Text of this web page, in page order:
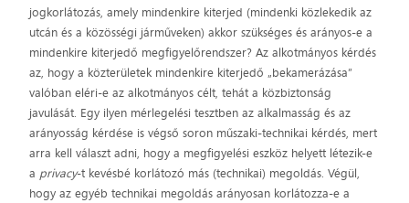
jogkorlátozás, amely mindenkire kiterjed (mindenki közlekedik az
utcán és a közösségi járműveken) akkor szükséges és arányos-e a
mindenkire kiterjedő megfigyelőrendszer? Az alkotmányos kérdés
az, hogy a közterületek mindenkire kiterjedő „bekamerázása”
valóban eléri-e az alkotmányos célt, tehát a közbiztonság
javulását. Egy ilyen mérlegelési tesztben az alkalmasság és az
arányosság kérdése is végső soron műszaki-technikai kérdés, mert
arra kell választ adni, hogy a megfigyelési eszköz helyett létezik-e
a privacy-t kevésbé korlátozó más (technikai) megoldás. Végül,
hogy az egyéb technikai megoldás arányosan korlátozza-e a